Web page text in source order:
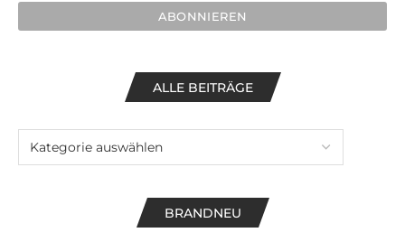
ALLE BEITRÄGE
BRANDNEU